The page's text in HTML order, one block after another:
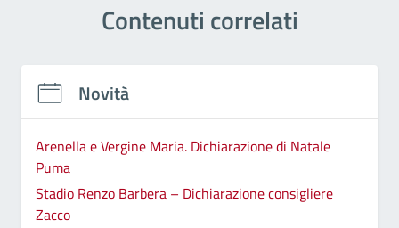
Contenuti correlati
Novità
Arenella e Vergine Maria. Dichiarazione di Natale
Puma
Stadio Renzo Barbera – Dichiarazione consigliere
Zacco